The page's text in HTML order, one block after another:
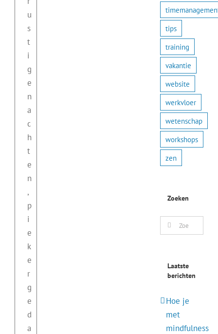
u
s
t
i
g
e
n
a
c
h
t
e
n
,
p
i
e
k
e
r
g
e
d
a
tips
training
vakantie
website
werkvloer
wetenschap
workshops
zen
Zoeken
Zoeken
naar:
Laatste
berichten
Hoe je
met
mindfulness